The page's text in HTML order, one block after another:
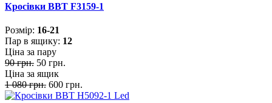
Кросівки BBT F3159-1
Розмiр: 16-21
Пар в ящику: 12
Ціна за пару
90 грн. 50 грн.
Ціна за ящик
1 080 грн. 600 грн.